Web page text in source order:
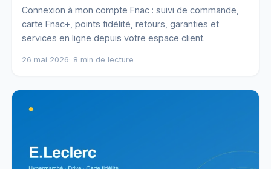
Connexion à mon compte Fnac : suivi de commande,
carte Fnac+, points fidélité, retours, garanties et
services en ligne depuis votre espace client.
26 mai 2026· 8 min de lecture